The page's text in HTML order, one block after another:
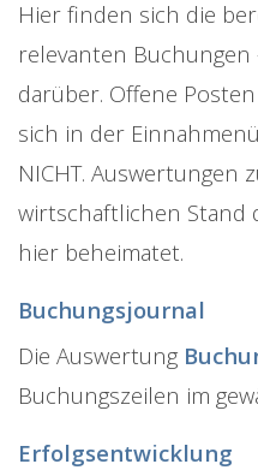
Hier finden sich die
relevanten Buchungen
darüber. Offene
sich in der
NICHT. Auswertungen
wirtschaftlichen Stand
hier beheimatet.
Buchungsjournal
Die Auswertung
Buchungszeilen im
Erfolgsentwicklung